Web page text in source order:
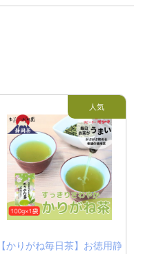
【かりがね毎日茶】お徳用静